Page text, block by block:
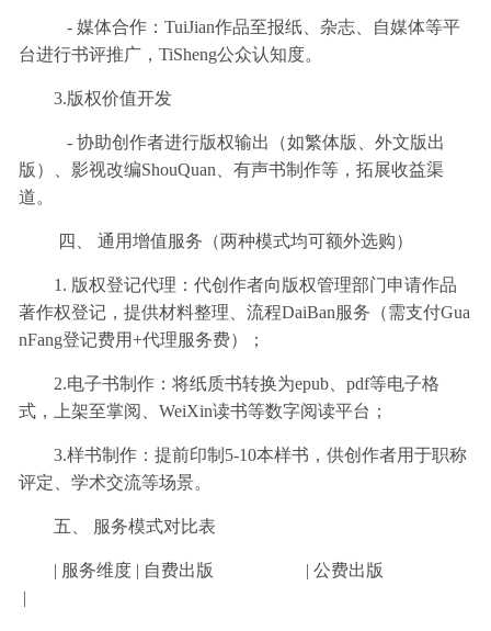
- 媒体合作：TuiJian作品至报纸、杂志、自媒体等平
台进行书评推广，TiSheng公众认知度。
3.版权价值开发
- 协助创作者进行版权输出（如繁体版、外文版出
版）、影视改编ShouQuan、有声书制作等，拓展收益渠
道。
四、 通用增值服务（两种模式均可额外选购）
1. 版权登记代理：代创作者向版权管理部门申请作品
著作权登记，提供材料整理、流程DaiBan服务（需支付Gua
nFang登记费用+代理服务费）；
2.电子书制作：将纸质书转换为epub、pdf等电子格
式，上架至掌阅、WeiXin读书等数字阅读平台；
3.样书制作：提前印制5-10本样书，供创作者用于职称
评定、学术交流等场景。
五、 服务模式对比表
| 服务维度 | 自费出版 | 公费出版
|